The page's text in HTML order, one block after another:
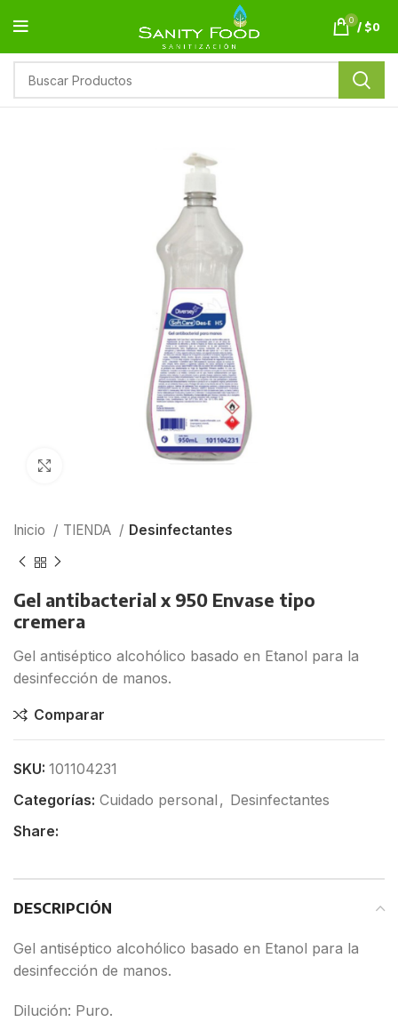
0 / $0
Inicio TIENDA Desinfectantes
Gel antibacterial x 950 Envase tipo
cremera
Gel antiséptico alcohólico basado en Etanol para la
desinfección de manos.
Comparar
SKU: 101104231
Categorías: Cuidado personal , Desinfectantes
Share:
DESCRIPCIÓN
Gel antiséptico alcohólico basado en Etanol para la
desinfección de manos.
Dilución: Puro.